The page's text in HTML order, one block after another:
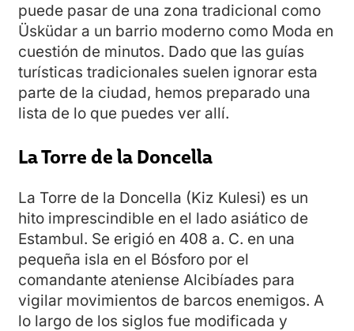
puede pasar de una zona tradicional como
Üsküdar a un barrio moderno como Moda en
cuestión de minutos. Dado que las guías
turísticas tradicionales suelen ignorar esta
parte de la ciudad, hemos preparado una
lista de lo que puedes ver allí.
La Torre de la Doncella
La Torre de la Doncella (Kiz Kulesi) es un
hito imprescindible en el lado asiático de
Estambul. Se erigió en 408 a. C. en una
pequeña isla en el Bósforo por el
comandante ateniense Alcibíades para
vigilar movimientos de barcos enemigos. A
lo largo de los siglos fue modificada y